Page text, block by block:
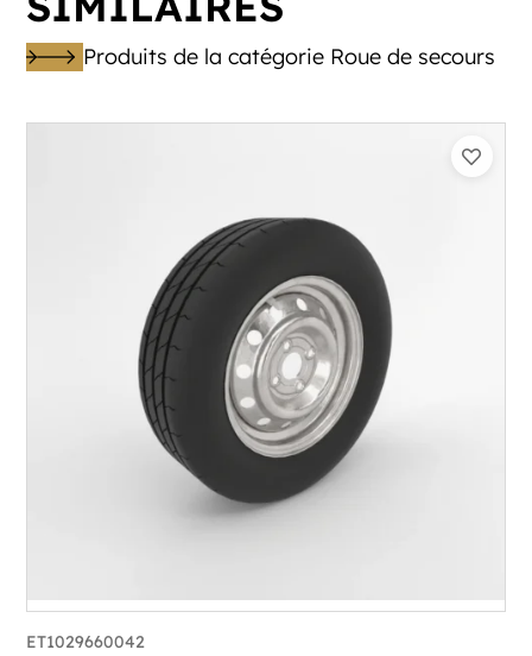
Produits de la catégorie Roue de secours
ET1029660042